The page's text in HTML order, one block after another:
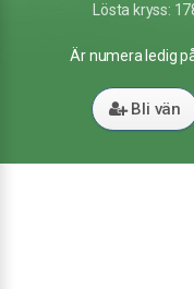
Lösta kryss:
Är numera ledig
Bli vän